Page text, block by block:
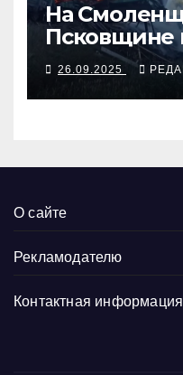
На
Псковщине
26.09.2025
О сайте
Рекламодателю
Контактная информация